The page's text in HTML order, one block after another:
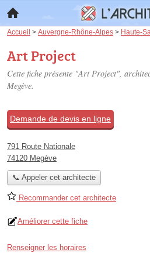
Accueil > Auvergne-Rhône-Alpes > Haute-
Art Project
Cette fiche présente "Art Project",
Megève.
Demande de devis en ligne
791 Route Nationale
74120 Megève
📞 Appeler cet architecte
Recommander cet architecte
Améliorer cette fiche
Renseigner les horaires